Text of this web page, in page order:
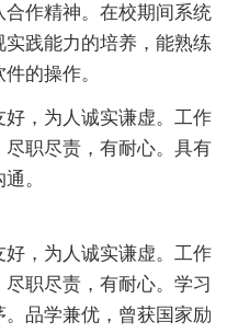
作精神。在校期间系统
践能力的培养，能熟练
的操作。
，为人诚实谦虚。工作
职尽责，有耐心。具有
。
，为人诚实谦虚。工作
职尽责，有耐心。学习
品学兼优，曾获国家励